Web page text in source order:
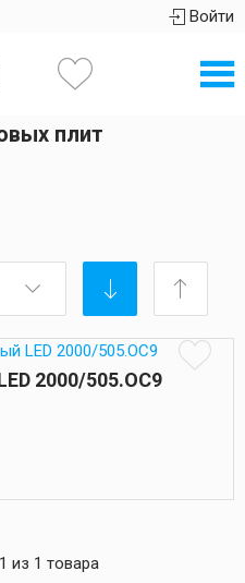
Войти
плит
2000/505.OC9
из 1 товара